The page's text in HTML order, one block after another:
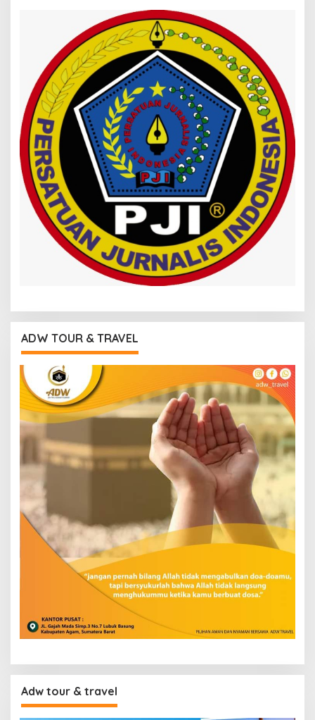
ADW TOUR & TRAVEL
Adw tour & travel